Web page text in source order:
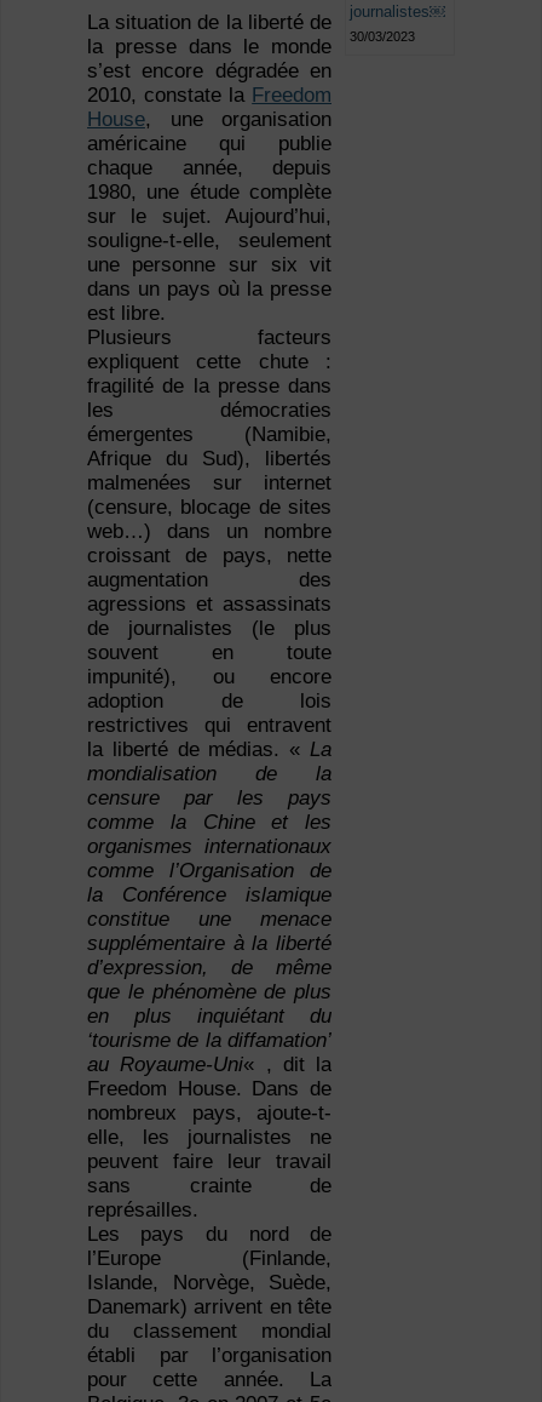
La situation de la liberté de
la presse dans le monde
s’est encore dégradée en
2010, constate la Freedom
House, une organisation
américaine qui publie
chaque année, depuis
1980, une étude complète
sur le sujet. Aujourd’hui,
souligne-t-elle, seulement
une personne sur six vit
dans un pays où la presse
est libre.
Plusieurs facteurs
expliquent cette chute :
fragilité de la presse dans
les démocraties
émergentes (Namibie,
Afrique du Sud), libertés
malmenées sur internet
(censure, blocage de sites
web…) dans un nombre
croissant de pays, nette
augmentation des
agressions et assassinats
de journalistes (le plus
souvent en toute
impunité), ou encore
adoption de lois
restrictives qui entravent
la liberté de médias. «La
mondialisation de la
censure par les pays
comme la Chine et les
organismes internationaux
comme l’Organisation de
la Conférence islamique
constitue une menace
supplémentaire à la liberté
d’expression, de même
que le phénomène de plus
en plus inquiétant du
‘tourisme de la diffamation’
au Royaume-Uni« , dit la
Freedom House. Dans de
nombreux pays, ajoute-t-
elle, les journalistes ne
peuvent faire leur travail
sans crainte de
représailles.
Les pays du nord de
l’Europe (Finlande,
Islande, Norvège, Suède,
Danemark) arrivent en tête
du classement mondial
établi par l’organisation
pour cette année. La
journalistes￼
30/03/2023